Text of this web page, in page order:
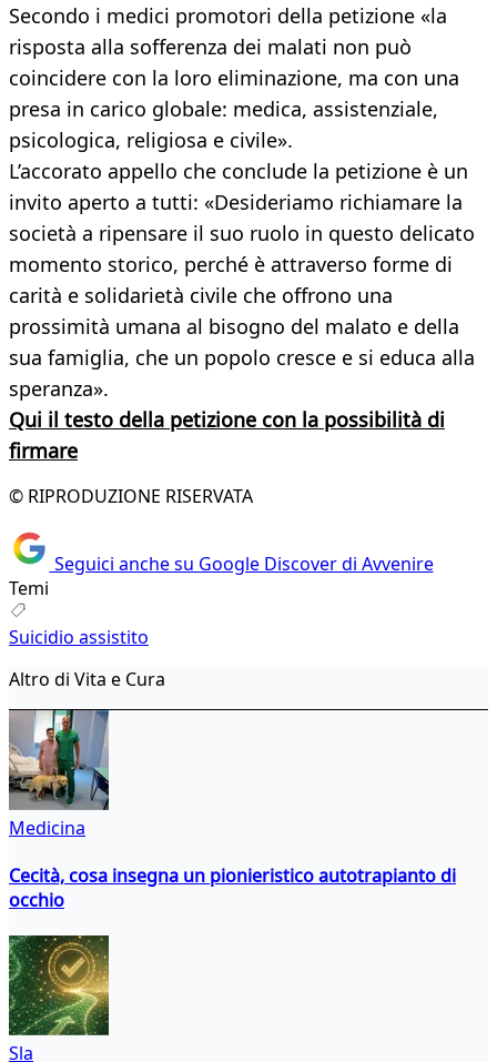
Secondo i medici promotori della petizione «la
risposta alla sofferenza dei malati non può
coincidere con la loro eliminazione, ma con una
presa in carico globale: medica, assistenziale,
psicologica, religiosa e civile».
L’accorato appello che conclude la petizione è un
invito aperto a tutti: «Desideriamo richiamare la
società a ripensare il suo ruolo in questo delicato
momento storico, perché è attraverso forme di
carità e solidarietà civile che offrono una
prossimità umana al bisogno del malato e della
sua famiglia, che un popolo cresce e si educa alla
speranza».
Qui il testo della petizione con la possibilità di
firmare
© RIPRODUZIONE RISERVATA
Seguici anche su Google Discover di Avvenire
Temi
Suicidio assistito
Altro di Vita e Cura
Medicina
Cecità, cosa insegna un pionieristico autotrapianto di
occhio
Sla